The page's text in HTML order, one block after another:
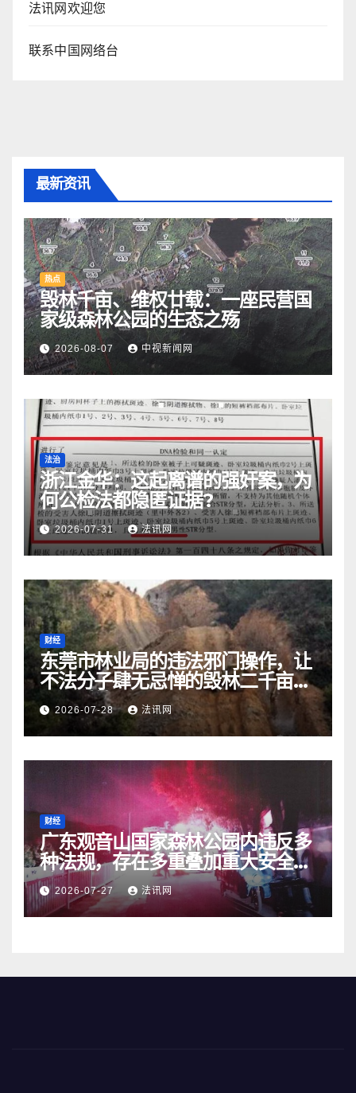
法讯网欢迎您
联系中国网络台
最新资讯
热点
毁林千亩、维权廿载：一座民营国
家级森林公园的生态之殇
2026-08-07 中视新闻网
法治
浙江金华：​这起离谱的强奸案，为
何公检法都隐匿证据?
2026-07-31 法讯网
财经
东莞市林业局的违法邪门操作，让
不法分子肆无忌惮的毁林二千亩而
无人受处罚
2026-07-28 法讯网
财经
广东观音山国家森林公园内违反多
种法规，存在多重叠加重大安全风
险2026-07-27 法讯网